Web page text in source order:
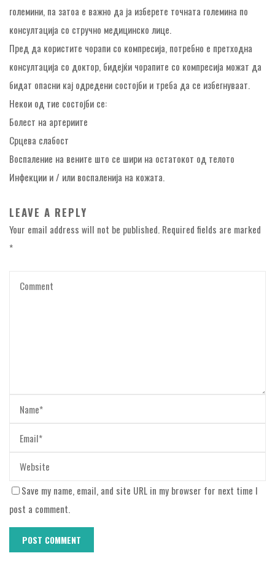
големини, па затоа е важно да ја изберете точната големина по
консултација со стручно медицинско лице.
Пред да користите чорапи со компресија, потребно е претходна
консултација со доктор, бидејќи чорапите со компресија можат да
бидат опасни кај одредени состојби и треба да се избегнуваат.
Некои од тие состојби се:
Болест на артериите
Срцева слабост
Воспаление на вените што се шири на остатокот од телото
Инфекции и / или воспаленија на кожата.
LEAVE A REPLY
Your email address will not be published. Required fields are marked
*
Save my name, email, and site URL in my browser for next time I
post a comment.